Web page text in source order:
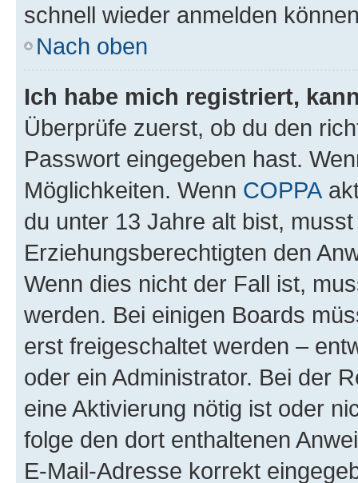
schnell wieder anmelden
Nach oben
Ich habe mich registriert,
Überprüfe zuerst, ob du den
Passwort eingegeben hast.
Möglichkeiten. Wenn COPPA
du unter 13 Jahre alt bist,
Erziehungsberechtigten den
Wenn dies nicht der Fall ist,
werden. Bei einigen Boards
erst freigeschaltet werden –
oder ein Administrator. Bei der
eine Aktivierung nötig ist oder
folge den dort enthaltenen
E-Mail-Adresse korrekt